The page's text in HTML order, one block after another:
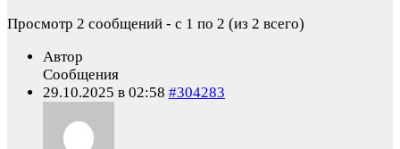
Просмотр 2 сообщений - с 1 по 2 (из 2 всего)
Автор
Сообщения
29.10.2025 в 02:58 #304283